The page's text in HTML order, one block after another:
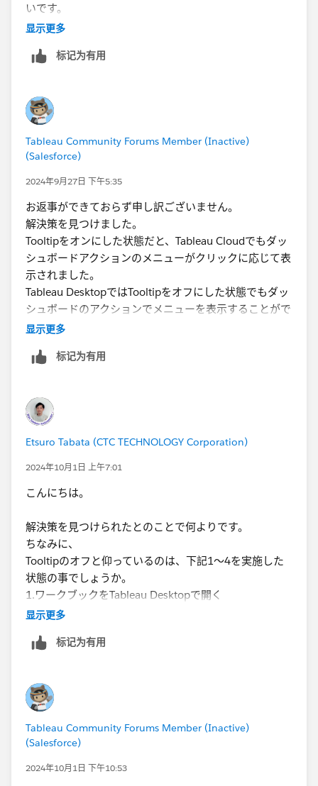
いです。
クブック(拡張子：twbx)もご提供いただけると助かりま
"Tableau Cloud側のアクセス権"はワークブックやビュ
ーに対するパーミッション設定の事かと存じますが、関
係ないかと思います。
下記サイトでパーミッションについての説明がございま
すが、URLアクションを制限するような権限設定機能は
https://help.tableau.com/current/server/ja-
jp/permissions_capabilities.htm
ただ切り分けの為に、別のユーザー(例えばサイト管理
者権限を持つユーザー)で動作に違いがあるかは確認さ
れても良いかもしれません。
お手数ですが、よろしくお願いいたします。
显示更多
标记为有用
Tableau Community Forums Member (Inactive)
(Salesforce)
2024年9月27日 下午5:35
お返事ができておらず申し訳ございません。
解決策を見つけました。
Tooltipをオンにした状態だと、Tableau Cloudでもダッ
シュボードアクションのメニューがクリックに応じて表
示されました。
Tableau DesktopではTooltipをオフにした状態でもダッ
シュボードのアクションでメニューを表示することがで
きるのですが、
ードアクションのメニュー設定に対して、クリックして
显示更多
标记为有用
Etsuro Tabata (CTC TECHNOLOGY Corporation)
2024年10月1日 上午7:01
こんにちは。
解決策を見つけられたとのことで何よりです。
ちなみに、
Tooltipのオフと仰っているのは、下記1～4を実施した
状態の事でしょうか。
1.ワークブックをTableau Desktopで開く
2.上段のワークシート→ツールヒントとクリック
4.「ツールヒントの表示」のチェックボックスのチェッ
表示されます。
言語設定が英語の場合、日本語でツールヒントと表
示された部分はTooltipと表示されます
確かにこの場合は左クリックしてもメニューが表示され
显示更多
标记为有用
Tableau Community Forums Member (Inactive)
(Salesforce)
2024年10月1日 下午10:53